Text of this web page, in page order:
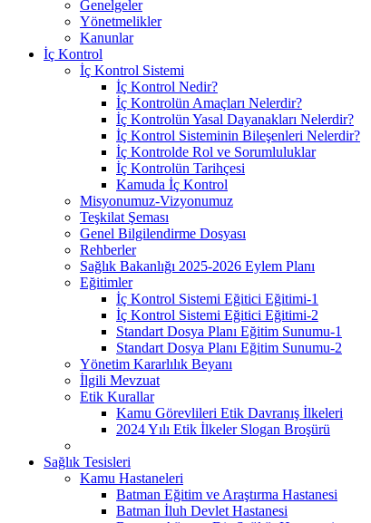
Genelgeler
Yönetmelikler
Kanunlar
İç Kontrol
İç Kontrol Sistemi
İç Kontrol Nedir?
İç Kontrolün Amaçları Nelerdir?
İç Kontrolün Yasal Dayanakları Nelerdir?
İç Kontrol Sisteminin Bileşenleri Nelerdir?
İç Kontrolde Rol ve Sorumluluklar
İç Kontrolün Tarihçesi
Kamuda İç Kontrol
Misyonumuz-Vizyonumuz
Teşkilat Şeması
Genel Bilgilendirme Dosyası
Rehberler
Sağlık Bakanlığı 2025-2026 Eylem Planı
Eğitimler
İç Kontrol Sistemi Eğitici Eğitimi-1
İç Kontrol Sistemi Eğitici Eğitimi-2
Standart Dosya Planı Eğitim Sunumu-1
Standart Dosya Planı Eğitim Sunumu-2
Yönetim Kararlılık Beyanı
İlgili Mevzuat
Etik Kurallar
Kamu Görevlileri Etik Davranış İlkeleri
2024 Yılı Etik İlkeler Slogan Broşürü
Sağlık Tesisleri
Kamu Hastaneleri
Batman Eğitim ve Araştırma Hastanesi
Batman İluh Devlet Hastanesi